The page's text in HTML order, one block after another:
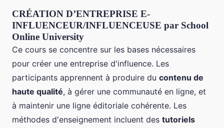
CRÉATION D’ENTREPRISE E-
INFLUENCEUR/INFLUENCEUSE par School
Online University
Ce cours se concentre sur les bases nécessaires
pour créer une entreprise d'influence. Les
participants apprennent à produire du contenu de
haute qualité, à gérer une communauté en ligne, et
à maintenir une ligne éditoriale cohérente. Les
méthodes d'enseignement incluent des tutoriels